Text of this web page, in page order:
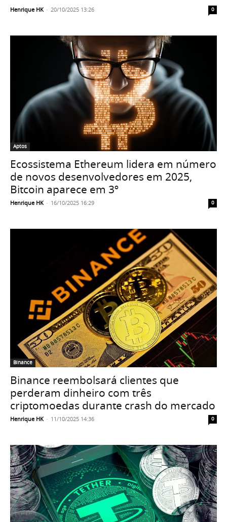
Henrique HK - 20/10/2025 13:26 0
Aptos
Ecossistema Ethereum lidera em número
de novos desenvolvedores em 2025,
Bitcoin aparece em 3º
Henrique HK - 16/10/2025 16:29 0
Binance
Binance reembolsará clientes que
perderam dinheiro com três
criptomoedas durante crash do mercado
Henrique HK - 11/10/2025 14:36 0